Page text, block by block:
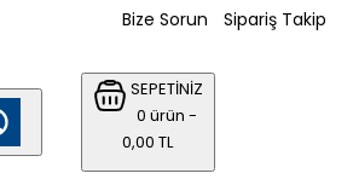
Bize Sorun Sipariş Takip
SEPETİNİZ
0 ürün -
0,00 TL